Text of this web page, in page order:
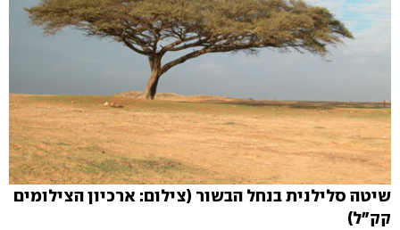
שיטה סלילנית בנחל הבשור (צילום: ארכיון הצילומים
קק"ל)